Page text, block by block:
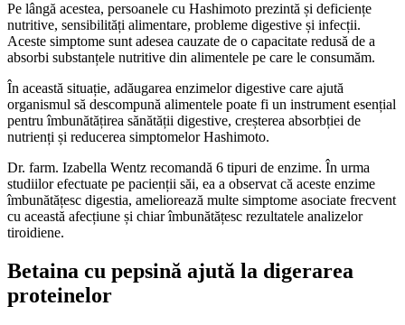
Pe lângă acestea, persoanele cu Hashimoto prezintă și deficiențe
nutritive, sensibilități alimentare, probleme digestive și infecții.
Aceste simptome sunt adesea cauzate de o capacitate redusă de a
absorbi substanțele nutritive din alimentele pe care le consumăm.
În această situație, adăugarea enzimelor digestive care ajută
organismul să descompună alimentele poate fi un instrument esențial
pentru îmbunătățirea sănătății digestive, creșterea absorbției de
nutrienți și reducerea simptomelor Hashimoto.
Dr. farm. Izabella Wentz recomandă 6 tipuri de enzime. În urma
studiilor efectuate pe pacienții săi, ea a observat că aceste enzime
îmbunătățesc digestia, ameliorează multe simptome asociate frecvent
cu această afecțiune și chiar îmbunătățesc rezultatele analizelor
tiroidiene.
Betaina cu pepsină ajută la digerarea
proteinelor